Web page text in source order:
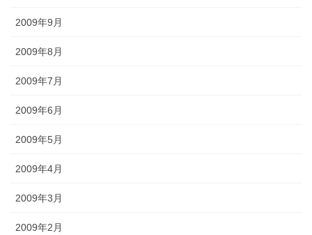
2009年9月
2009年8月
2009年7月
2009年6月
2009年5月
2009年4月
2009年3月
2009年2月